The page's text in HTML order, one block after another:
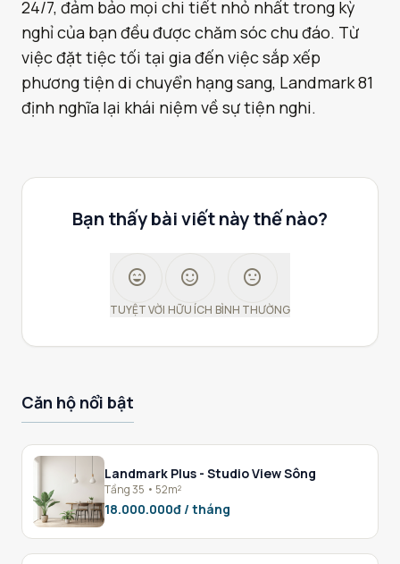
24/7, đảm bảo mọi chi tiết nhỏ nhất trong kỳ
nghỉ của bạn đều được chăm sóc chu đáo. Từ
việc đặt tiệc tối tại gia đến việc sắp xếp
phương tiện di chuyển hạng sang, Landmark 81
định nghĩa lại khái niệm về sự tiện nghi.
Bạn thấy bài viết này thế nào?
sentiment_very_satisfied
TUYỆT VỜI
sentiment_satisfied
HỮU ÍCH
sentiment_neutral
BÌNH THƯỜNG
Căn hộ nổi bật
Landmark Plus - Studio View Sông
Tầng 35 • 52m²
18.000.000đ / tháng